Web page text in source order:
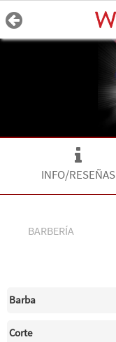
INFO/RESEÑAS
BARBERÍA
Barba
Corte